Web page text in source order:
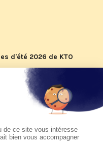
d'été 2026 de KTO
du pape Léon
à suivre sur KTO le